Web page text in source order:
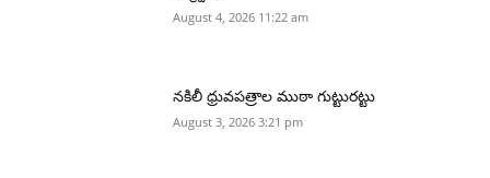
August 4, 2026 11:22 am
నకిలీ ధ్రువపత్రాల ముఠా గుట్టురట్టు
August 3, 2026 3:21 pm